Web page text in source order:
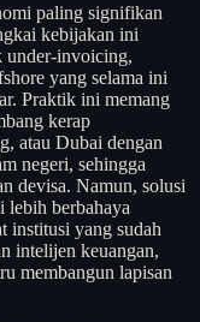
paling signifikan
kebijakan ini
under-invoicing,
yang selama ini
Praktik ini memang
kerap
atau Dubai dengan
negeri, sehingga
devisa. Namun, solusi
lebih berbahaya
institusi yang sudah
intelijen keuangan,
membangun lapisan